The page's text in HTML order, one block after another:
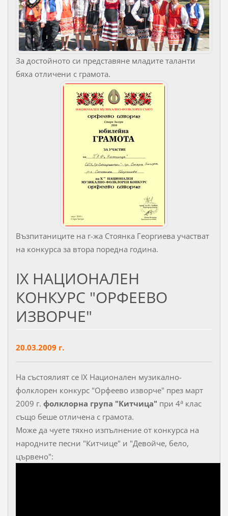
За достойното си представяне младите таланти
бяха отличени с грамота.
Възпитаниците на г-жа Стоянка Георгиева участват
на конкурса за втора поредна година.
IX НАЦИОНАЛЕН
КОНКУРС "ОРФЕЕВО
ИЗВОРЧЕ"
20.03.2009 г.
На състоялият се IX Национален музикално-
фолклорен конкурс "Орфеево изворче" през март
2009 г. фолклорна група "Китчица" при 4аклас
също беше отличена с грамота.
Може да чуете тяхно изпълнение от конкурса на
народните песни "Китчице" и "Девойче, бело,
цървено":